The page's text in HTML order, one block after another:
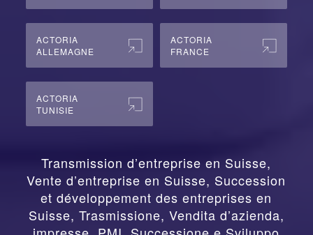
ACTORIA
ALLEMAGNE
ACTORIA
FRANCE
ACTORIA
TUNISIE
Transmission d’entreprise en Suisse,
Vente d’entreprise en Suisse, Succession
et développement des entreprises en
Suisse, Trasmissione, Vendita d’azienda,